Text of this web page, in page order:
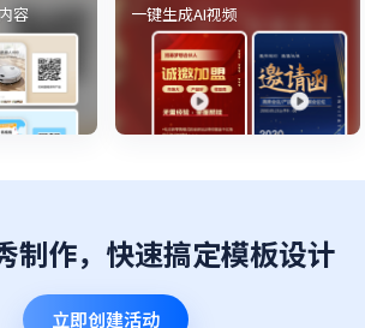
容 一键生成AI视频
制作，快速搞定模板设计
立即创建活动